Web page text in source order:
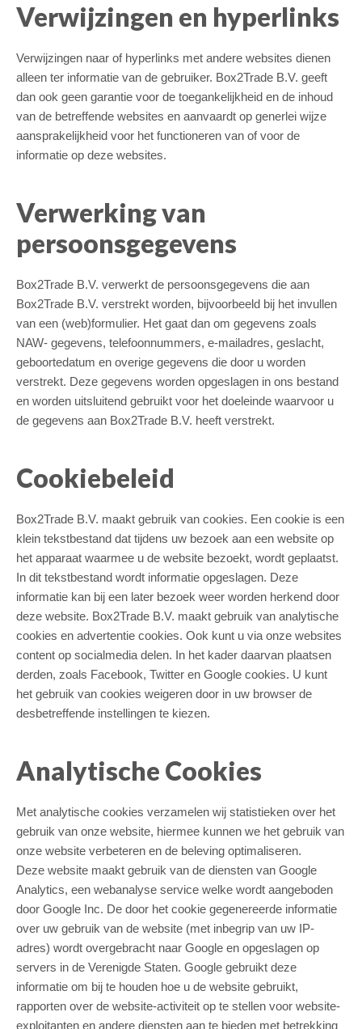
Verwijzingen en hyperlinks
Verwijzingen naar of hyperlinks met andere websites dienen
alleen ter informatie van de gebruiker. Box2Trade B.V. geeft
dan ook geen garantie voor de toegankelijkheid en de inhoud
van de betreffende websites en aanvaardt op generlei wijze
aansprakelijkheid voor het functioneren van of voor de
informatie op deze websites.
Verwerking van
persoonsgegevens
Box2Trade B.V. verwerkt de persoonsgegevens die aan
Box2Trade B.V. verstrekt worden, bijvoorbeeld bij het invullen
van een (web)formulier. Het gaat dan om gegevens zoals
NAW- gegevens, telefoonnummers, e-mailadres, geslacht,
geboortedatum en overige gegevens die door u worden
verstrekt. Deze gegevens worden opgeslagen in ons bestand
en worden uitsluitend gebruikt voor het doeleinde waarvoor u
de gegevens aan Box2Trade B.V. heeft verstrekt.
Cookiebeleid
Box2Trade B.V. maakt gebruik van cookies. Een cookie is een
klein tekstbestand dat tijdens uw bezoek aan een website op
het apparaat waarmee u de website bezoekt, wordt geplaatst.
In dit tekstbestand wordt informatie opgeslagen. Deze
informatie kan bij een later bezoek weer worden herkend door
deze website. Box2Trade B.V. maakt gebruik van analytische
cookies en advertentie cookies. Ook kunt u via onze websites
content op socialmedia delen. In het kader daarvan plaatsen
derden, zoals Facebook, Twitter en Google cookies. U kunt
het gebruik van cookies weigeren door in uw browser de
desbetreffende instellingen te kiezen.
Analytische Cookies
Met analytische cookies verzamelen wij statistieken over het
gebruik van onze website, hiermee kunnen we het gebruik van
onze website verbeteren en de beleving optimaliseren.
Deze website maakt gebruik van de diensten van Google
Analytics, een webanalyse service welke wordt aangeboden
door Google Inc. De door het cookie gegenereerde informatie
over uw gebruik van de website (met inbegrip van uw IP-
adres) wordt overgebracht naar Google en opgeslagen op
servers in de Verenigde Staten. Google gebruikt deze
informatie om bij te houden hoe u de website gebruikt,
rapporten over de website-activiteit op te stellen voor website-
exploitanten en andere diensten aan te bieden met betrekking